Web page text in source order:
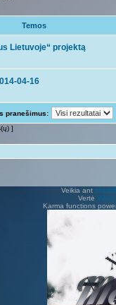
Temos
Lietuvoje“ projektą
04-16
pranešimus:
]
Veikia ant
Vertė Vilius
Karma functions